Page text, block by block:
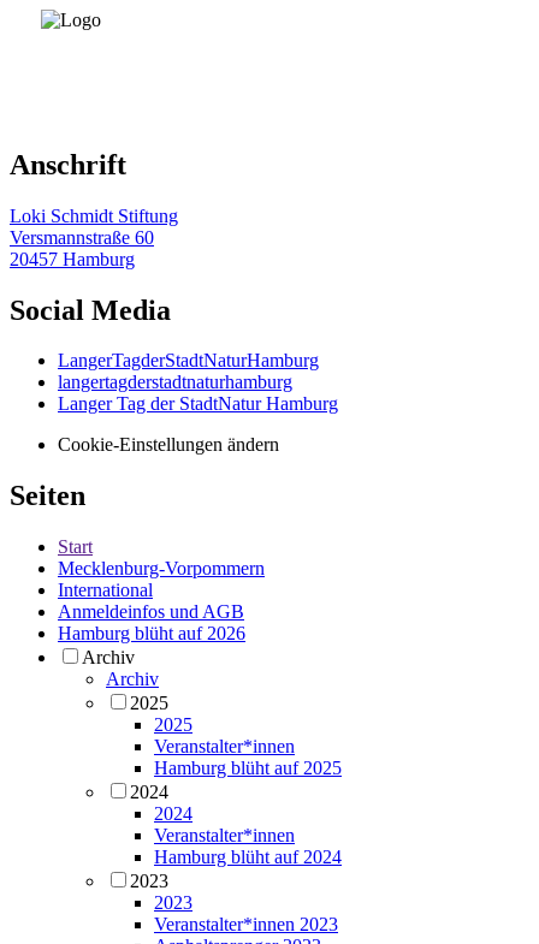
Anschrift
Loki Schmidt Stiftung
Versmannstraße 60
20457 Hamburg
Social Media
LangerTagderStadtNaturHamburg
langertagderstadtnaturhamburg
Langer Tag der StadtNatur Hamburg
Cookie-Einstellungen ändern
Seiten
Start
Mecklenburg-Vorpommern
International
Anmeldeinfos und AGB
Hamburg blüht auf 2026
Archiv
Archiv
2025
2025
Veranstalter*innen
Hamburg blüht auf 2025
2024
2024
Veranstalter*innen
Hamburg blüht auf 2024
2023
2023
Veranstalter*innen 2023